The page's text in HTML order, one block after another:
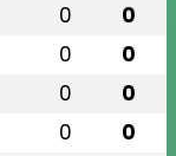
0 0
0 0
0 0
0 0